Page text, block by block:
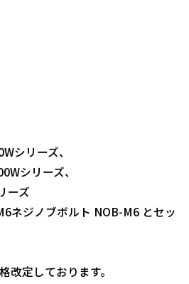
シリーズ、
シリーズ、
ーズ
ネジノブボルト NOB-M6 とセッ
定しております。